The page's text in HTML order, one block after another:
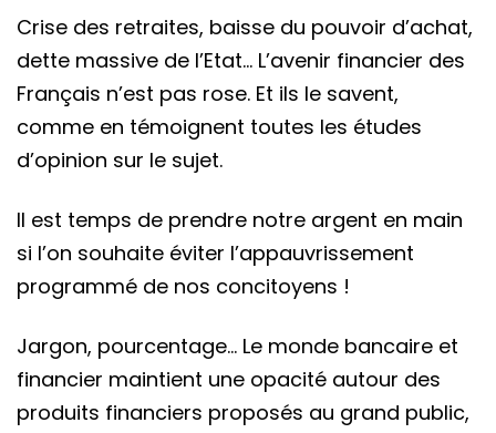
Crise des retraites, baisse du pouvoir d’achat,
dette massive de l’Etat… L’avenir financier des
Français n’est pas rose. Et ils le savent,
comme en témoignent toutes les études
d’opinion sur le sujet.
Il est temps de prendre notre argent en main
si l’on souhaite éviter l’appauvrissement
programmé de nos concitoyens !
Jargon, pourcentage… Le monde bancaire et
financier maintient une opacité autour des
produits financiers proposés au grand public,